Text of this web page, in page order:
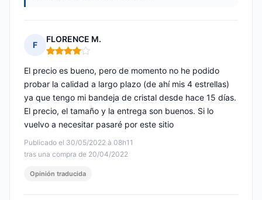
F
FLORENCE M.
Nota: 4 de 5
Publicado el 30/05/2022 à 08h11
tras una compra de 20/04/2022
El precio es bueno, pero de momento no he podido
probar la calidad a largo plazo (de ahí mis 4 estrellas)
ya que tengo mi bandeja de cristal desde hace 15 días.
El precio, el tamaño y la entrega son buenos. Si lo
vuelvo a necesitar pasaré por este sitio
Opinión traducida